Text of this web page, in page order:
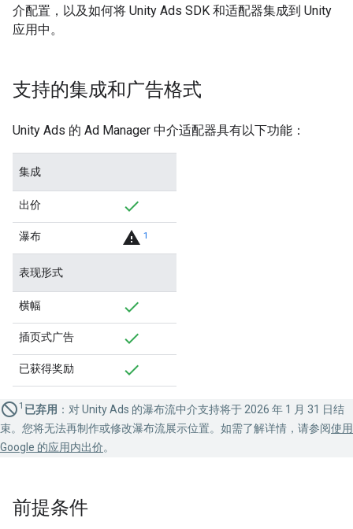
介配置，以及如何将 Unity Ads SDK 和适配器集成到 Unity
应用中。
支持的集成和广告格式
Unity Ads 的 Ad Manager 中介适配器具有以下功能：
集成
出价
瀑布 warning 1
表现形式
横幅
插页式广告
已获得奖励
1 已弃用 ：对 Unity Ads 的瀑布流中介支持将于 2026 年 1 月 31 日结
束。您将无法再制作或修改瀑布流展示位置。如需了解详情，请参阅使用
Google 的应用内出价。
前提条件